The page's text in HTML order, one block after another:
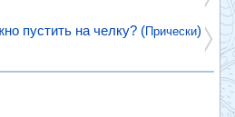
пустить на челку? ( Прически)